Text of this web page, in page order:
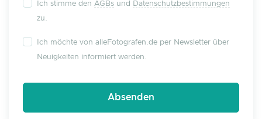
Ich stimme den AGBs und
Datenschutzbestimmungen
zu.
Ich möchte von alleFotografen.de per Newsletter über
Neuigkeiten informiert werden.